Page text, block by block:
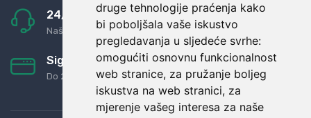
druge tehnologije praćenja kako
bi poboljšala vaše iskustvo
pregledavanja u sljedeće svrhe:
omogućiti osnovnu funkcionalnost
web stranice, za pružanje boljeg
iskustva na web stranici, za
mjerenje vašeg interesa za naše
24/7 odlična podrška
Naši agenti uvijek na raspolaganju
Sigurno obročno plaćanje
Do 24 rata bez kamata